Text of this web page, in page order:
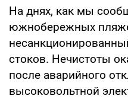
На днях, как мы
южнобережных
стоков. Нечистоты
после аварийного
высоковольтной